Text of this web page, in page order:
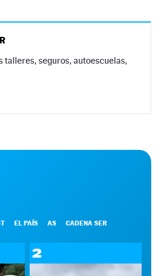
talleres, seguros, autoescuelas,
EL PAÍS AS CADENA SER
2